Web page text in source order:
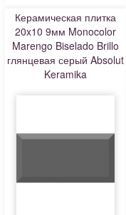
Керамическая плитка
20x10 9мм Monocolor
Marengo Biselado Brillo
глянцевая серый Absolut
Keramika